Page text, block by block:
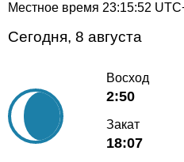
Местное время 23:15:52
Сегодня, 8 августа
Восход
2:50
Закат
18:07